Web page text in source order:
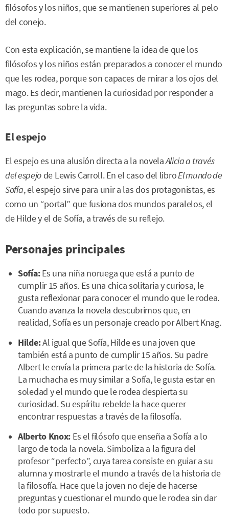
filósofos y los niños, que se mantienen superiores al pelo
del conejo.
Con esta explicación, se mantiene la idea de que los
filósofos y los niños están preparados a conocer el mundo
que les rodea, porque son capaces de mirar a los ojos del
mago. Es decir, mantienen la curiosidad por responder a
las preguntas sobre la vida.
El espejo
El espejo es una alusión directa a la novelaAlicia a través
del espejode Lewis Carroll. En el caso del libroEl mundo de
Sofía, el espejo sirve para unir a las dos protagonistas, es
como un “portal” que fusiona dos mundos paralelos, el
de Hilde y el de Sofía, a través de su reflejo.
Personajes principales
Sofía:Es una niña noruega que está a punto de
cumplir 15 años. Es una chica solitaria y curiosa, le
gusta reflexionar para conocer el mundo que le rodea.
Cuando avanza la novela descubrimos que, en
realidad, Sofía es un personaje creado por Albert Knag.
Hilde:Al igual que Sofía, Hilde es una joven que
también está a punto de cumplir 15 años. Su padre
Albert le envía la primera parte de la historia de Sofía.
La muchacha es muy similar a Sofía, le gusta estar en
soledad y el mundo que le rodea despierta su
curiosidad. Su espíritu rebelde la hace querer
encontrar respuestas a través de la filosofía.
Alberto Knox: Es el filósofo que enseña a Sofía a lo
largo de toda la novela. Simboliza a la figura del
profesor “perfecto”, cuya tarea consiste en guiar a su
alumna y mostrarle el mundo a través de la historia de
la filosofía. Hace que la joven no deje de hacerse
preguntas y cuestionar el mundo que le rodea sin dar
todo por supuesto.